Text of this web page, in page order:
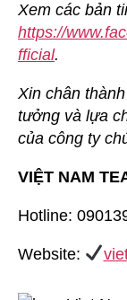
Xem các bản
https://
fficial.
Xin chân
tưởng và lựa
của công ty
VIỆT NAM
Hotline:
Website: